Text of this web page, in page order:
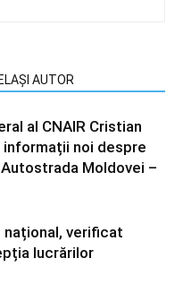
AUTOR
al CNAIR Cristian
noi despre
Moldovei –
verificat
lucrărilor